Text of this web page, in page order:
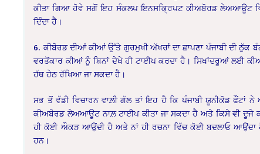
ਕੀਤਾ ਗਿਆ ਹੋਵੇ ਸਗੋਂ ਇਹ ਸੰਕਲਪ ਇਨਸਕ੍ਰਿਪਟ ਕੀਅਬੋਰਡ ਲੇਅਆਊਟ
ਦਿੰਦਾ ਹੈ।
6. ਕੀਬੋਰਡ ਦੀਆਂ ਕੀਆਂ ਉੱਤੇ ਗੁਰਮੁਖੀ ਅੱਖਰਾਂ ਦਾ ਛਾਪਣਾ ਪੰਜਾਬੀ ਦੀ
ਵਰਤੋਂਕਾਰ ਕੀਆਂ ਨੂੰ ਬਿਨਾਂ ਦੇਖੇ ਹੀ ਟਾਈਪ ਕਰਦਾ ਹੈ। ਸਿਖਾਂਦਰੂਆਂ ਲਈ
ਹੱਥ ਹੇਠ ਰੱਖਿਆ ਜਾ ਸਕਦਾ ਹੈ।
ਸਭ ਤੋਂ ਵੱਡੀ ਵਿਚਾਰਨ ਵਾਲ਼ੀ ਗੱਲ ਤਾਂ ਇਹ ਹੈ ਕਿ ਪੰਜਾਬੀ ਯੂਨੀਕੋਡ ਫੌਂਟਾਂ
ਕੀਅਬੋਰਡ ਲੇਅਆਊਟ ਨਾਲ਼ ਟਾਈਪ ਕੀਤਾ ਜਾ ਸਕਦਾ ਹੈ ਅਤੇ ਕਿਸੇ ਵੀ
ਹੀ ਕੋਈ ਔਕੜ ਆਉਂਦੀ ਹੈ ਅਤੇ ਨਾਂ ਹੀ ਰਚਨਾ ਵਿੱਚ ਕੋਈ ਬਦਲਾਓ ਆਉਂਦਾ
ਹਨ।